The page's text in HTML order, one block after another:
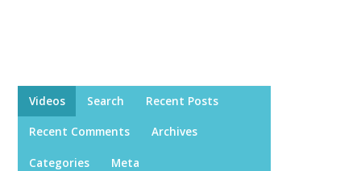
Videos Search Recent Posts
Recent Comments Archives
Categories Meta